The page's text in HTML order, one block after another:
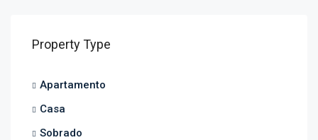
Property Type
Apartamento
Casa
Sobrado